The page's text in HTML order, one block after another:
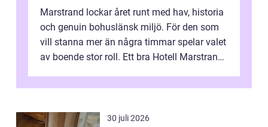
Marstrand lockar året runt med hav, historia
och genuin bohuslänsk miljö. För den som
vill stanna mer än några timmar spelar valet
av boende stor roll. Ett bra Hotell Marstrand
30 juli 2026